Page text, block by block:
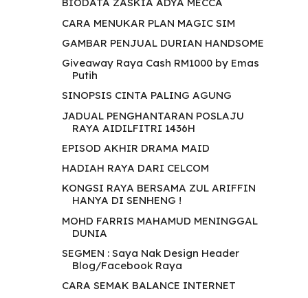
BIODATA ZASKIA ADYA MECCA
CARA MENUKAR PLAN MAGIC SIM
GAMBAR PENJUAL DURIAN HANDSOME
Giveaway Raya Cash RM1000 by Emas
Putih
SINOPSIS CINTA PALING AGUNG
JADUAL PENGHANTARAN POSLAJU
RAYA AIDILFITRI 1436H
EPISOD AKHIR DRAMA MAID
HADIAH RAYA DARI CELCOM
KONGSI RAYA BERSAMA ZUL ARIFFIN
HANYA DI SENHENG !
MOHD FARRIS MAHAMUD MENINGGAL
DUNIA
SEGMEN : Saya Nak Design Header
Blog/Facebook Raya
CARA SEMAK BALANCE INTERNET